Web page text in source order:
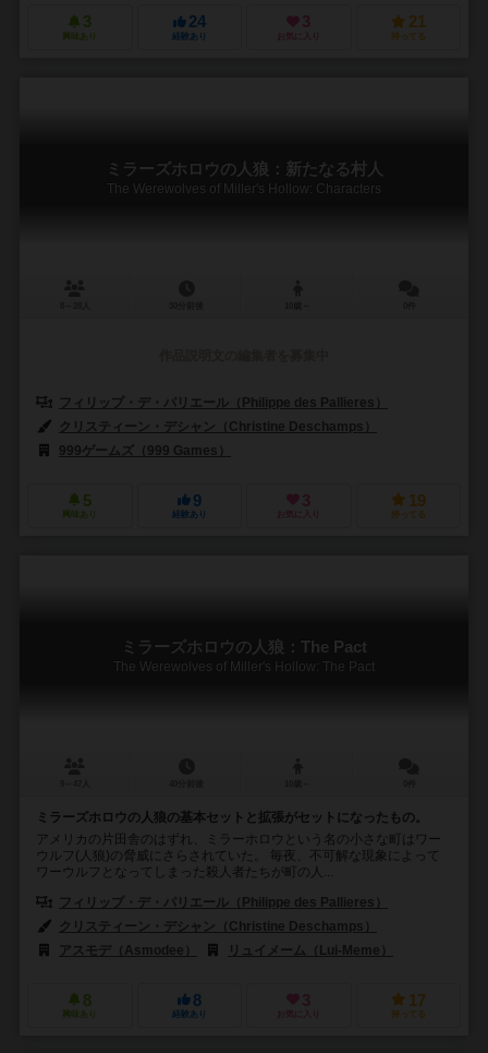
3
興味あり
24
経験あり
3
お気に入り
21
持ってる
ミラーズホロウの人狼：新たなる村人
The Werewolves of Miller's Hollow: Characters
フィリップ・デ・パリエール（Philippe des Pallieres）
クリスティーン・デシャン（Christine Deschamps）
999ゲームズ（999 Games）
5
興味あり
9
経験あり
3
お気に入り
19
持ってる
ミラーズホロウの人狼：The Pact
The Werewolves of Miller's Hollow: The Pact
ミラーズホロウの人狼の基本セットと拡張がセットになったもの。
アメリカの片田舎のはずれ、ミラーホロウという名の小さな町はワー
ウルフ(人狼)の脅威にさらされていた。 毎夜、不可解な現象によって
ワーウルフとなってしまった殺人者たちが町の人...
フィリップ・デ・パリエール（Philippe des Pallieres）
クリスティーン・デシャン（Christine Deschamps）
アスモデ（Asmodee）
リュイメーム（Lui-Meme）
8
興味あり
8
経験あり
3
お気に入り
17
持ってる